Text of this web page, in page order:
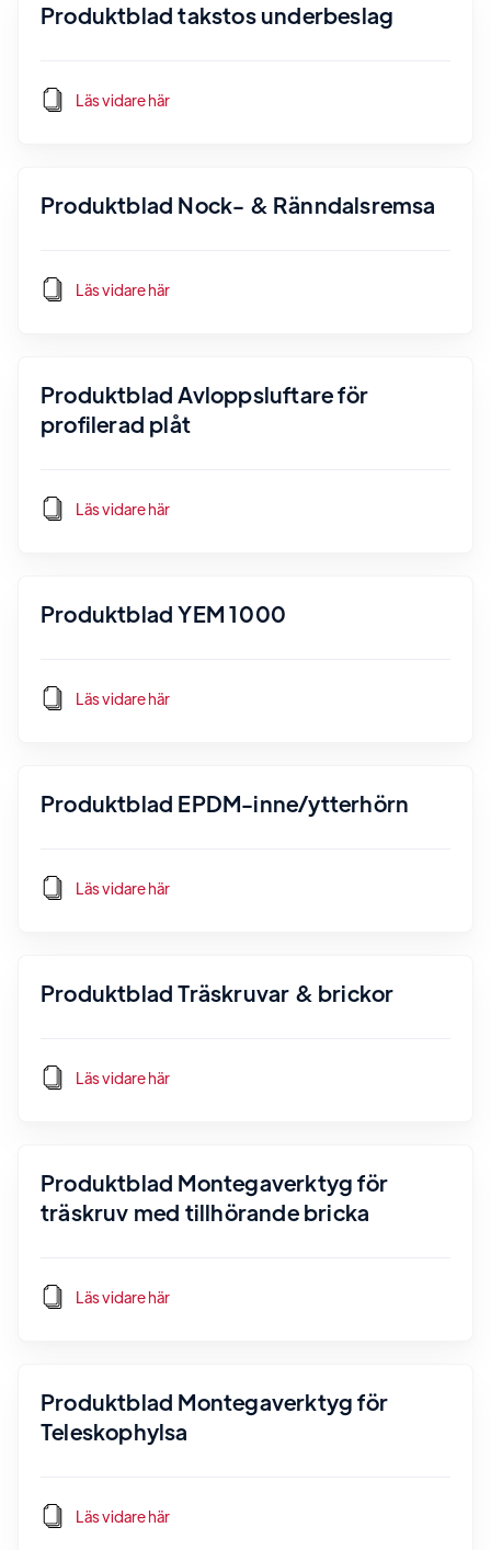
Produktblad takstos underbeslag
Läs vidare här
Produktblad Nock- & Ränndalsremsa
Läs vidare här
Produktblad Avloppsluftare för
profilerad plåt
Läs vidare här
Produktblad YEM 1000
Läs vidare här
Produktblad EPDM-inne/ytterhörn
Läs vidare här
Produktblad Träskruvar & brickor
Läs vidare här
Produktblad Montegaverktyg för
träskruv med tillhörande bricka
Läs vidare här
Produktblad Montegaverktyg för
Teleskophylsa
Läs vidare här